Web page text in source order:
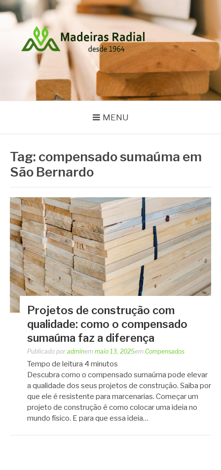
Pular
para
conteúdo
MADEIRAS RADIAL
MENU
Tag: compensado sumaúma em
São Bernardo
Projetos de construção com
qualidade: como o compensado
sumaúma faz a diferença
Publicado por adminem maio 13, 2025em Compensados
Tempo de leitura 4 minutos
Descubra como o compensado sumaúma pode elevar
a qualidade dos seus projetos de construção. Saiba por
que ele é resistente para marcenarias. Começar um
projeto de construção é como colocar uma ideia no
mundo físico. E para que essa ideia…